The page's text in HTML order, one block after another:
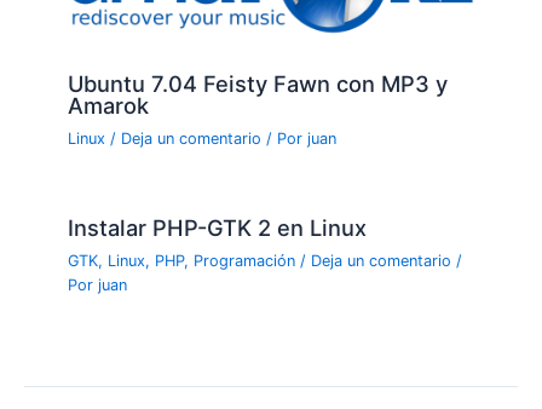
Ubuntu 7.04 Feisty Fawn con MP3 y
Amarok
Linux / Deja un comentario / Porjuan
Instalar PHP-GTK 2 en Linux
GTK, Linux, PHP, Programación / Deja un comentario /
Porjuan